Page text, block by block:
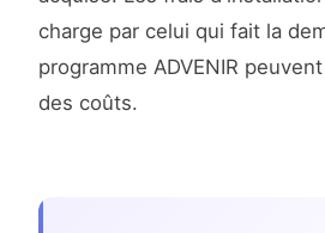
charge par celui qui fait la
programme ADVENIR
des coûts.